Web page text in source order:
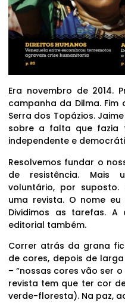
Era novembro de 2014.
campanha da Dilma. Fim
Serra dos Topázios.
sobre a falta que fazia
independente e
Resolvemos fundar o
de resistência. Mais
voluntário, por
uma revista. O nome
Dividimos as tarefas.
editorial também.
Correr atrás da grana
de cores, depois de
– “nossas cores vão ser
revista tem que ter cor
verde-floresta). Na paz,